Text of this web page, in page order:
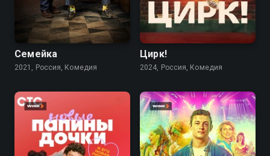
7.6
Семейка
2021, Россия, Комедия
7.9
Цирк!
2024, Россия, Комедия